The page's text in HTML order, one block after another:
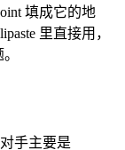
填成它的地
里直接用，
手主要是